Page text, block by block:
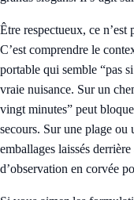
Être respectueux, ce n’est
C’est comprendre le
portable qui semble “pas
vraie nuisance. Sur un
vingt minutes” peut
secours. Sur une plage ou
emballages laissés
d’observation en corvée